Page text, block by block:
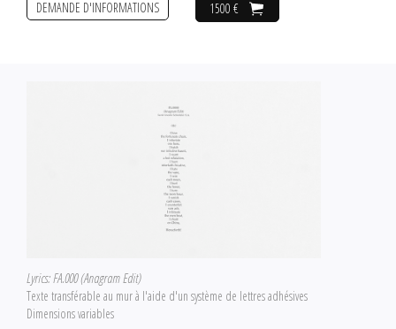
1500 €
DEMANDE D'INFORMATIONS
Lyrics: FA.000 (Anagram Edit)
Texte transférable au mur à l'aide d'un système de lettres adhésives
Dimensions variables